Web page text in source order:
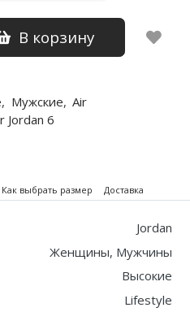
В корзину
, Мужские, Air
Jordan 6
Как выбрать размер Доставка
Jordan
Женщины, Мужчины
Высокие
Lifestyle